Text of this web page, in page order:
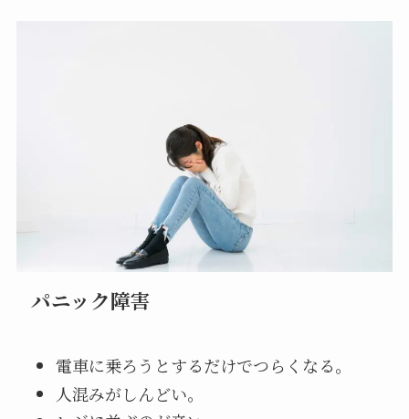
パニック障害
電車に乗ろうとするだけでつらくなる。
人混みがしんどい。